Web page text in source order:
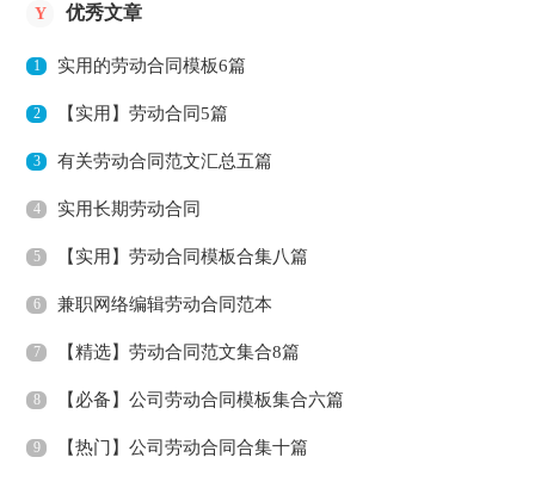
Y 优秀文章
1 实用的劳动合同模板6篇
2 【实用】劳动合同5篇
3 有关劳动合同范文汇总五篇
4 实用长期劳动合同
5 【实用】劳动合同模板合集八篇
6 兼职网络编辑劳动合同范本
7 【精选】劳动合同范文集合8篇
8 【必备】公司劳动合同模板集合六篇
9 【热门】公司劳动合同合集十篇